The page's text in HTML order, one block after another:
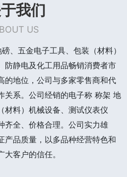
我们
US
、五金电子工具、包装（材料）
防静电及化工用品畅销消费者市
的地位，公司与多家零售商和代
关系。公司经销的电子称 称架 地
材料）机械设备、测试仪表仪
齐全、价格合理。公司实力雄
产品质量，以多品种经营特色和
客户的信任。